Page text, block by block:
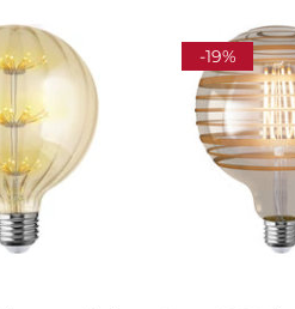
-19%